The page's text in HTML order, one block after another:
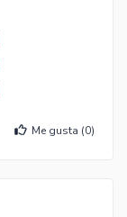
Me gusta (0)